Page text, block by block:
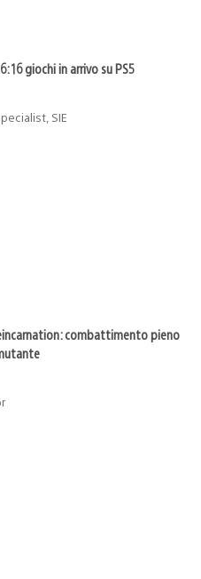
16 giochi in arrivo su PS5
SIE
combattimento pieno